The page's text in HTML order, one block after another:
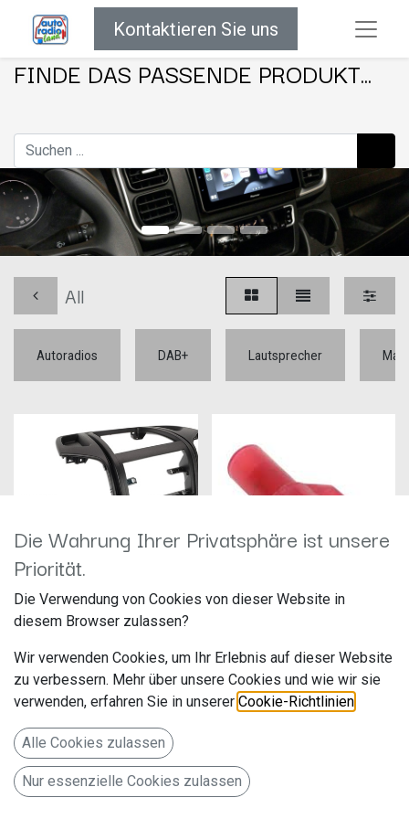
Kontaktieren Sie uns
FINDE DAS PASSENDE PRODUKT...
All
Autoradios DAB+ Lautsprecher
ALPINE Einbauset für Fiat Ducato mit
OEM BT-Radio
Hersteller: Alpine
Artikelnummer: KIT-902DU-BT
ALPS Alpine Europe GmbH
Deutschland www.alpine.de
279,00€
Hersteller: Würth
Artikelnummer: 05559511
Adolf Würth GmbH & Co.KG
Reinhold-Würth-Str. 12-17
Die Wahrung Ihrer Privatsphäre ist unsere
Priorität.
Die Verwendung von Cookies von dieser Website in
diesem Browser zulassen?
Wir verwenden Cookies, um Ihr Erlebnis auf dieser Website
zu verbessern. Mehr über unsere Cookies und wie wir sie
verwenden, erfahren Sie in unserer Cookie-Richtlinien
Alle Cookies zulassen
Nur essenzielle Cookies zulassen